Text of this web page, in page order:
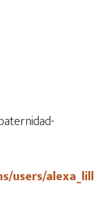
users/alexa_lill